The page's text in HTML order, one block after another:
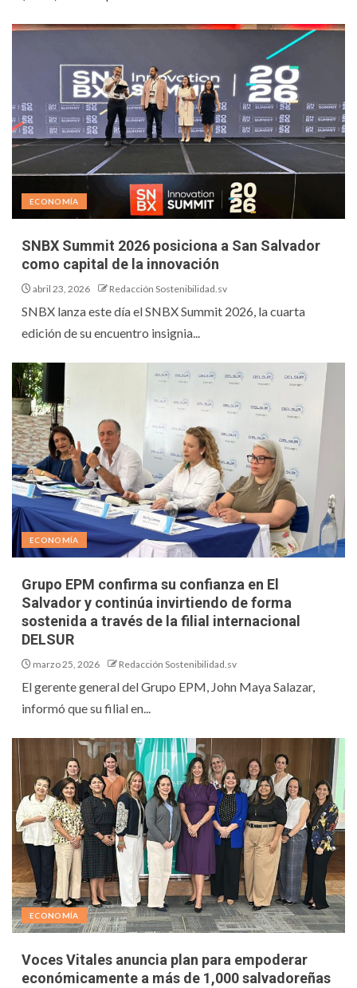
ECONOMÍA
SNBX Summit 2026 posiciona a San Salvador
como capital de la innovación
abril 23, 2026 Redacción Sostenibilidad.sv
SNBX lanza este día el SNBX Summit 2026, la cuarta
edición de su encuentro insignia...
ECONOMÍA
Grupo EPM confirma su confianza en El
Salvador y continúa invirtiendo de forma
sostenida a través de la filial internacional
DELSUR
marzo 25, 2026 Redacción Sostenibilidad.sv
El gerente general del Grupo EPM, John Maya Salazar,
informó que su filial en...
ECONOMÍA
Voces Vitales anuncia plan para empoderar
económicamente a más de 1,000 salvadoreñas